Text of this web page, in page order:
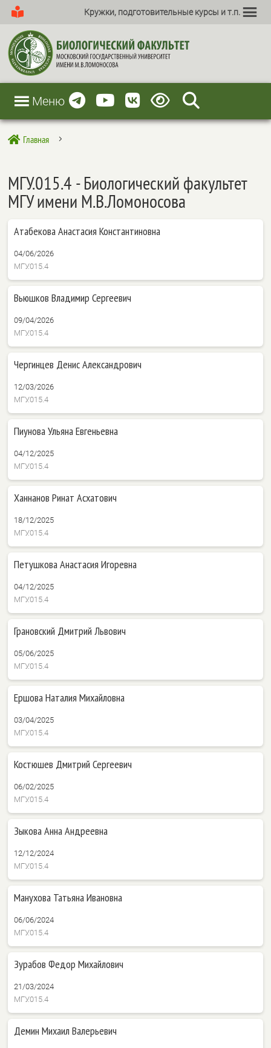
Кружки, подготовительные курсы и т.п.
Меню
 Главная 5
МГУ.015.4 - Биологический факультет
МГУ имени М.В.Ломоносова
Атабекова Анастасия Константиновна
04/06/2026
МГУ.015.4
Вьюшков Владимир Сергеевич
09/04/2026
МГУ.015.4
Чергинцев Денис Александрович
12/03/2026
МГУ.015.4
Пиунова Ульяна Евгеньевна
04/12/2025
МГУ.015.4
Ханнанов Ринат Асхатович
18/12/2025
МГУ.015.4
Петушкова Анастасия Игоревна
04/12/2025
МГУ.015.4
Грановский Дмитрий Львович
05/06/2025
МГУ.015.4
Ершова Наталия Михайловна
03/04/2025
МГУ.015.4
Костюшев Дмитрий Сергеевич
06/02/2025
МГУ.015.4
Зыкова Анна Андреевна
12/12/2024
МГУ.015.4
Манухова Татьяна Ивановна
06/06/2024
МГУ.015.4
Зурабов Федор Михайлович
21/03/2024
МГУ.015.4
Демин Михаил Валерьевич